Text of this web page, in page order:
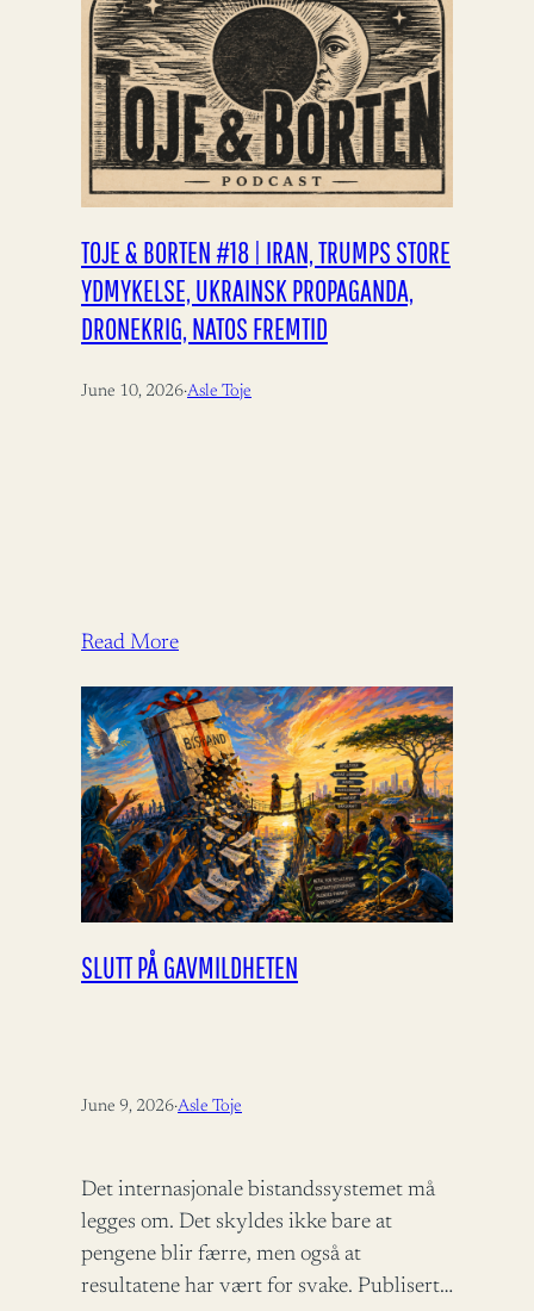
TOJE & BORTEN #18 | IRAN, TRUMPS STORE
YDMYKELSE, UKRAINSK PROPAGANDA,
DRONEKRIG, NATOS FREMTID
June 10, 2026·Asle Toje
Read More
SLUTT PÅ GAVMILDHETEN
June 9, 2026·Asle Toje
Det internasjonale bistandssystemet må
legges om. Det skyldes ikke bare at
pengene blir færre, men også at
resultatene har vært for svake. Publisert i